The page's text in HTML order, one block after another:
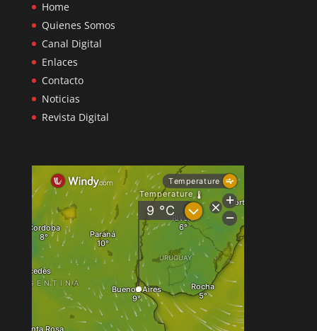
Home
Quienes Somos
Canal Digital
Enlaces
Contacto
Noticias
Revista Digital